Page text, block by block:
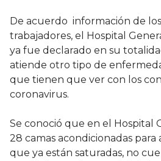
De acuerdo información de
trabajadores, el Hospital
ya fue declarado en su
atiende otro tipo de
que tienen que ver con los
coronavirus.
Se conoció que en el Hospital
28 camas acondicionadas para
que ya están saturadas, no